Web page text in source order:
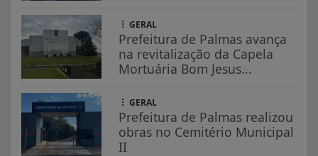
GERAL
Prefeitura de Palmas avança
na revitalização da Capela
Mortuária Bom Jesus...
GERAL
Prefeitura de Palmas realizou
obras no Cemitério Municipal
II